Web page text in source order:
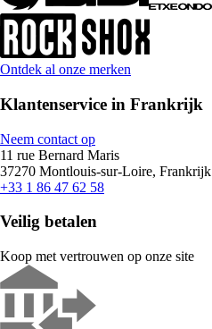
Ontdek al onze merken
Klantenservice in Frankrijk
Neem contact op
11 rue Bernard Maris
37270 Montlouis-sur-Loire, Frankrijk
+33 1 86 47 62 58
Veilig betalen
Koop met vertrouwen op onze site